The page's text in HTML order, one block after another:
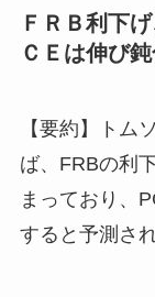
ＦＲＢ利下
ＣＥは伸び
【要約】トム
ば、FRBの利
まっており、
すると予測さ